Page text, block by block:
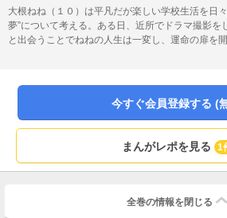
大根ねね（１０）は平凡だが楽しい学校生活を日
夢”について考える。ある日、近所でドラマ撮影を
と出会うことでねねの人生は一変し、運命の扉を
今すぐ会員登録する (
まんがレポを見る 1
全巻の情報を 閉じる